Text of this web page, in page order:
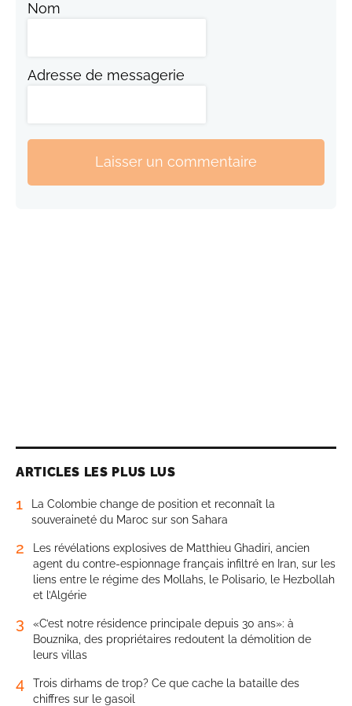
Nom
Adresse de messagerie
Laisser un commentaire
ARTICLES LES PLUS LUS
1
La Colombie change de position et reconnaît la
souveraineté du Maroc sur son Sahara
2
Les révélations explosives de Matthieu Ghadiri, ancien
agent du contre-espionnage français infiltré en Iran, sur les
liens entre le régime des Mollahs, le Polisario, le Hezbollah
et l’Algérie
3
«C’est notre résidence principale depuis 30 ans»: à
Bouznika, des propriétaires redoutent la démolition de
leurs villas
4
Trois dirhams de trop? Ce que cache la bataille des
chiffres sur le gasoil